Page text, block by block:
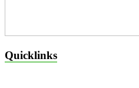
Quicklinks